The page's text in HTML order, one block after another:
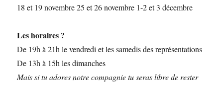
18 et 19 novembre 25 et 26 novembre 1-2 et 3 décembre
Les horaires ?
De 19h à 21h le vendredi et les samedis des représentations
De 13h à 15h les dimanches
Mais si tu adores notre compagnie tu seras libre de rester